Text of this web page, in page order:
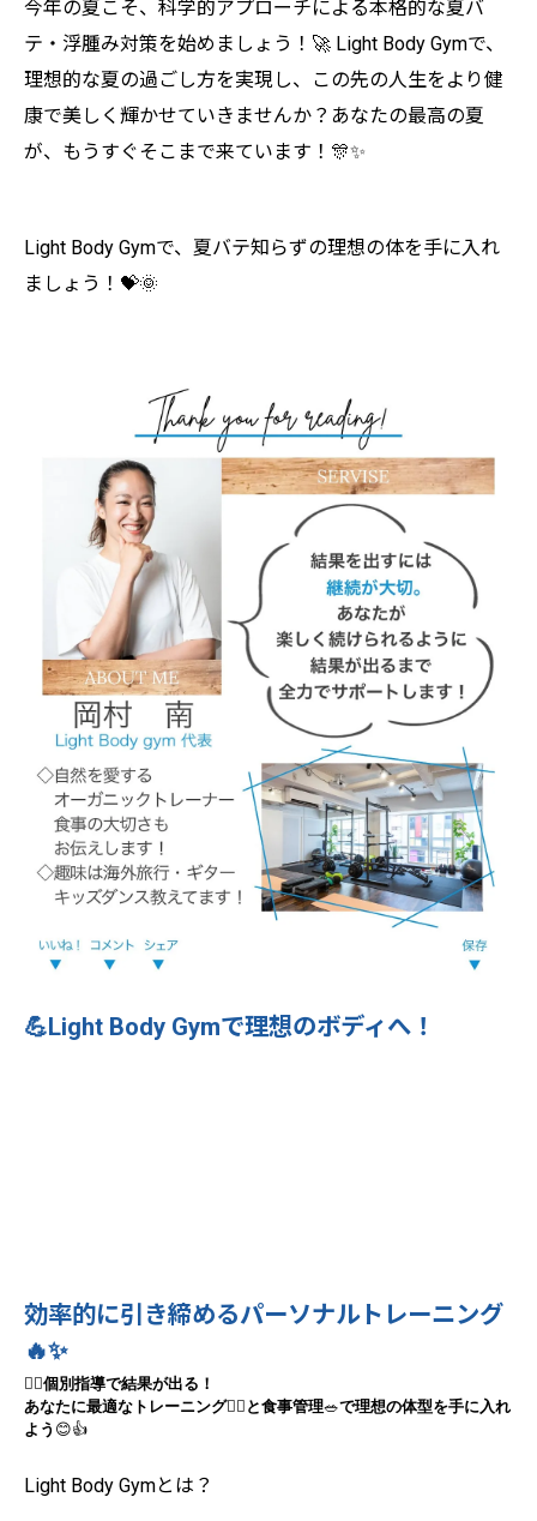
今年の夏こそ、科学的アプローチによる本格的な夏バ
テ・浮腫み対策を始めましょう！🚀 Light Body Gymで、
理想的な夏の過ごし方を実現し、この先の人生をより健
康で美しく輝かせていきませんか？あなたの最高の夏
が、もうすぐそこまで来ています！🎊✨
Light Body Gymで、夏バテ知らずの理想の体を手に入れ
ましょう！💝🌞
💪Light Body Gymで理想のボディへ！
効率的に引き締めるパーソナルトレーニング
🔥✨
🧘‍♀️個別指導で結果が出る！
あなたに最適なトレーニング🏋️‍♂️ と食事管理🥗で理想の体型を手に入れ
よう 😊👍
Light Body Gymとは？